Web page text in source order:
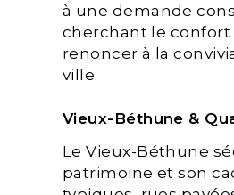
à une demande
cherchant le confort
renoncer à la
ville.
Vieux-Béthune &
Le Vieux-Béthune
patrimoine et son